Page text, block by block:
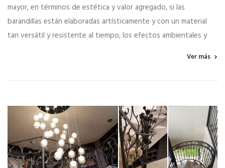
mayor, en términos de estética y valor agregado, si las
barandillas están elaboradas artísticamente y con un material
tan versátil y resistente al tiempo, los efectos ambientales y
Ver más